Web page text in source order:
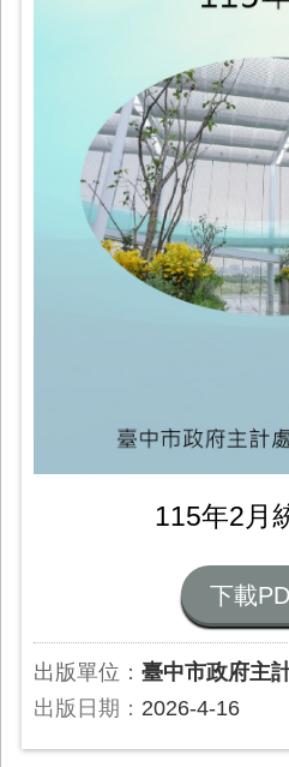
115年2月
下載
出版單位： 臺中市政府主
出版日期： 2026-4-16